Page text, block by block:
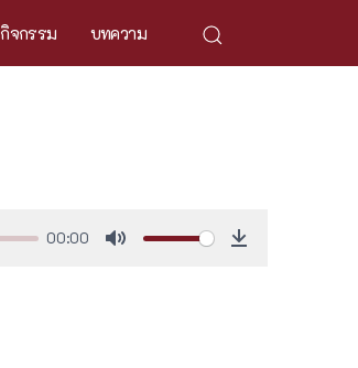
กิจกรรม บทความ
00:00